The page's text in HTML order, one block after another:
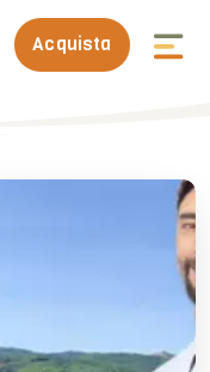
Acquista